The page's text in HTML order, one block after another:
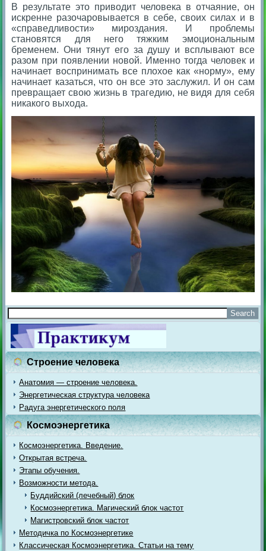
В результате это приводит человека в отчаяние, он
искренне разочаровывается в себе, своих силах и в
«справедливости» мироздания. И проблемы
становятся для него тяжким эмоциональным
бременем. Они тянут его за душу и всплывают все
разом при появлении новой. Именно тогда человек и
начинает воспринимать все плохое как «норму», ему
начинает казаться, что он все это заслужил. И он сам
превращает свою жизнь в трагедию, не видя для себя
никакого выхода.
Строение человека
Анатомия — строение человека.
Энергетическая структура человека
Радуга энергетического поля
Космоэнергетика
Космоэнергетика. Введение.
Открытая встреча.
Этапы обучения.
Возможности метода.
Буддийский (лечебный) блок
Космоэнергетика. Магический блок частот
Магистровский блок частот
Методичка по Космоэнергетике
Классическая Космоэнергетика. Статьи на тему